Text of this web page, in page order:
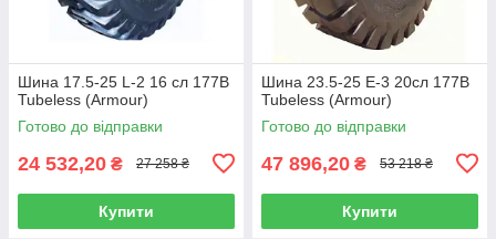
Шина 17.5-25 L-2 16 сл 177B
Tubeless (Armour)
Готово до відправки
24 532,20 ₴ 27 258 ₴
Купити
Шина 23.5-25 E-3 20сл 177B
Tubeless (Armour)
Готово до відправки
47 896,20 ₴ 53 218 ₴
Купити